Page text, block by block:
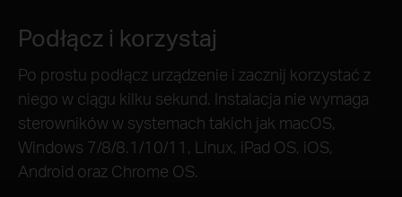
Podłącz i korzystaj
Po prostu podłącz urządzenie i zacznij korzystać z
niego w ciągu kilku sekund. Instalacja nie wymaga
sterowników w systemach takich jak macOS,
Windows 7/8/8.1/10/11, Linux, iPad OS, iOS,
Android oraz Chrome OS.